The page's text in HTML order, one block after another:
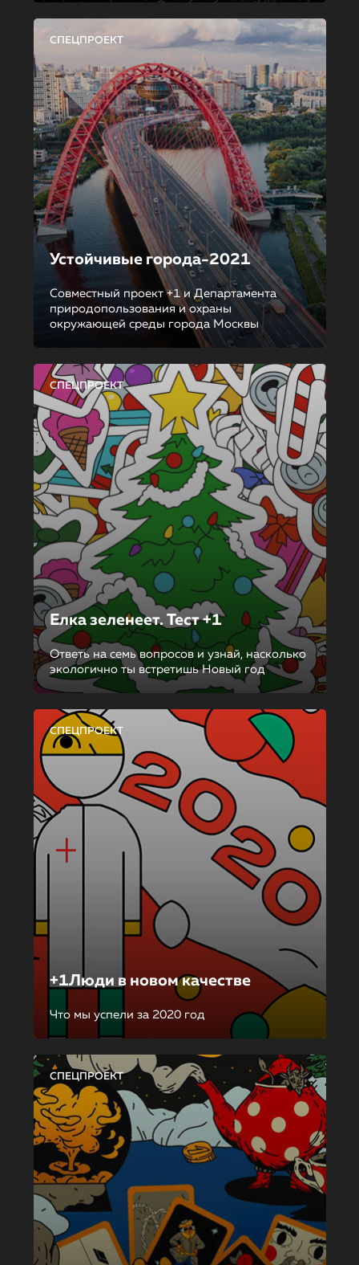
СПЕЦПРОЕКТ
Устойчивые города-2021
Совместный проект +1 и Департамента
природопользования и охраны
окружающей среды города Москвы
СПЕЦПРОЕКТ
Елка зеленеет. Тест +1
Ответь на семь вопросов и узнай, насколько
экологично ты встретишь Новый год
СПЕЦПРОЕКТ
+1Люди в новом качестве
Что мы успели за 2020 год
СПЕЦПРОЕКТ